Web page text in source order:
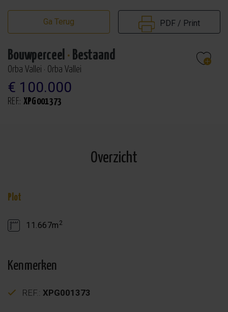
Ga Terug PDF / Print
Bouwperceel · Bestaand
Orba Vallei · Orba Vallei
€ 100.000
REF.: XPG001373
Overzicht
Plot
11.667m 2
Kenmerken
REF.: XPG001373